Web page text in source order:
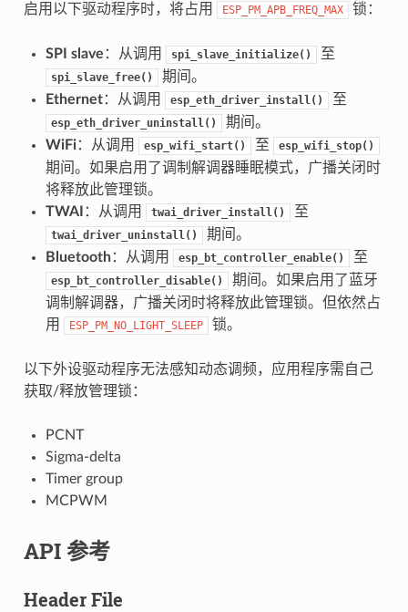
启用以下驱动程序时，将占用 ESP_PM_APB_FREQ_MAX 锁：
SPI slave ：从调用 spi_slave_initialize() 至
spi_slave_free()
期间。
Ethernet：从调用 esp_eth_driver_install() 至
esp_eth_driver_uninstall()
期间。
WiFi：从调用 esp_wifi_start() 至 esp_wifi_stop()
期间。如果启用了调制解调器睡眠模式，广播关闭时
将释放此管理锁。
TWAI ：从调用 twai_driver_install() 至
twai_driver_uninstall()
期间。
Bluetooth：从调用 esp_bt_controller_enable() 至
esp_bt_controller_disable()
期间。如果启用了蓝牙
调制解调器，广播关闭时将释放此管理锁。但依然占
用
ESP_PM_NO_LIGHT_SLEEP 锁。
以下外设驱动程序无法感知动态调频，应用程序需自己
获取/释放管理锁：
PCNT
Sigma-delta
Timer group
MCPWM
API 参考
Header File